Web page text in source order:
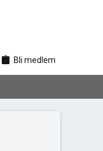
Bli medlem